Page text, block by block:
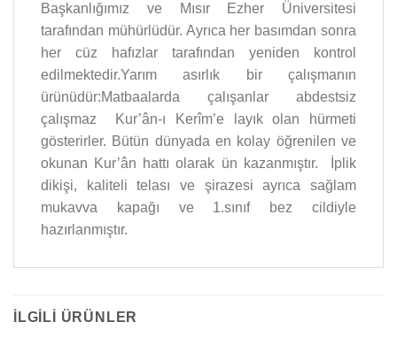
Başkanlığımız ve Mısır Ezher Üniversitesi
tarafından mühürlüdür. Ayrıca her basımdan sonra
her cüz hafızlar tarafından yeniden kontrol
edilmektedir.Yarım asırlık bir çalışmanın
ürünüdür:Matbaalarda çalışanlar abdestsiz
çalışmaz Kur’ân-ı Kerîm’e layık olan hürmeti
gösterirler. Bütün dünyada en kolay öğrenilen ve
okunan Kur’ân hattı olarak ün kazanmıştır. İplik
dikişi, kaliteli telası ve şirazesi ayrıca sağlam
mukavva kapağı ve 1.sınıf bez cildiyle
hazırlanmıştır.
İLGILI ÜRÜNLER